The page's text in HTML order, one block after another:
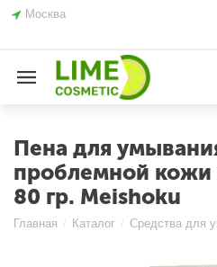
Москва
Пена для
проблемной кожи
80 гр. Meishoku
Главная / Каталог / Средства для